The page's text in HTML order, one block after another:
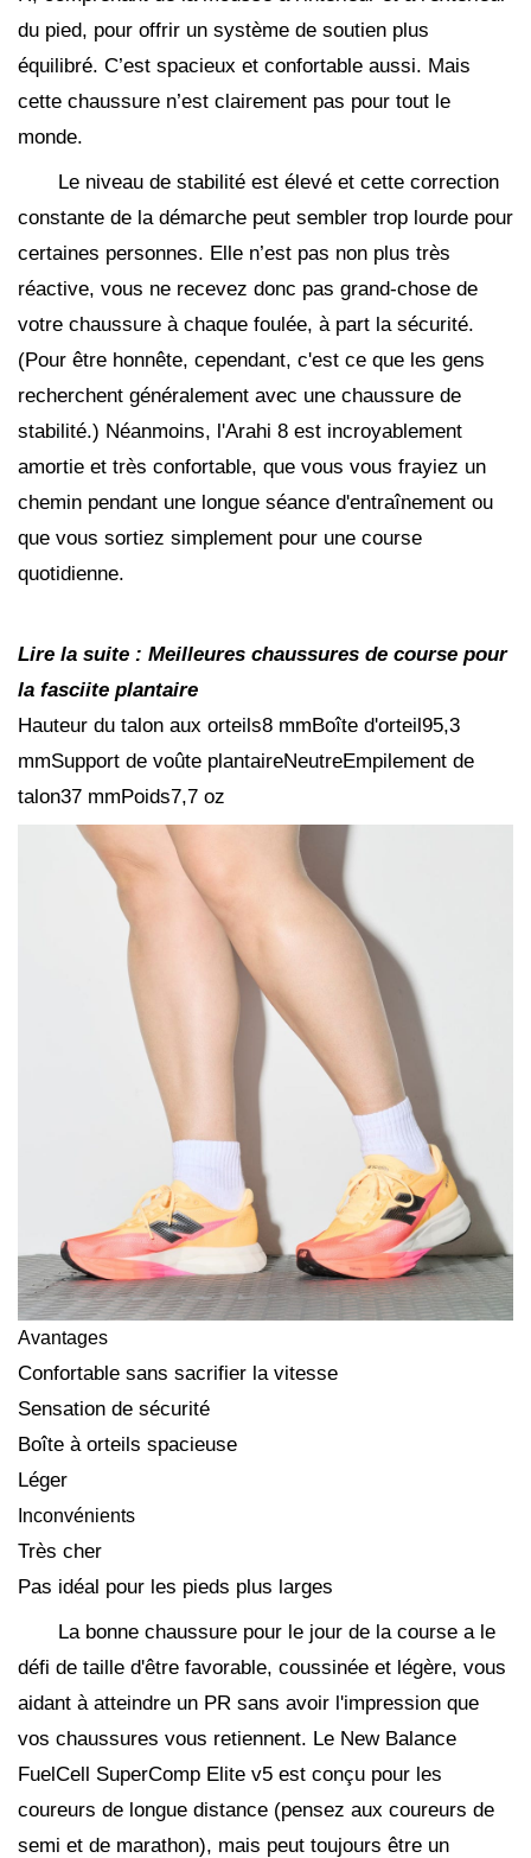
du pied, pour offrir un système de soutien plus
équilibré. C’est spacieux et confortable aussi. Mais
cette chaussure n’est clairement pas pour tout le
monde.
Le niveau de stabilité est élevé et cette correction
constante de la démarche peut sembler trop lourde pour
certaines personnes. Elle n’est pas non plus très
réactive, vous ne recevez donc pas grand-chose de
votre chaussure à chaque foulée, à part la sécurité.
(Pour être honnête, cependant, c'est ce que les gens
recherchent généralement avec une chaussure de
stabilité.) Néanmoins, l'Arahi 8 est incroyablement
amortie et très confortable, que vous vous frayiez un
chemin pendant une longue séance d'entraînement ou
que vous sortiez simplement pour une course
quotidienne.
Lire la suite : Meilleures chaussures de course pour
la fasciite plantaire
Hauteur du talon aux orteils8 mmBoîte d'orteil95,3
mmSupport de voûte plantaireNeutreEmpilement de
talon37 mmPoids7,7 oz
Avantages
Confortable sans sacrifier la vitesse
Sensation de sécurité
Boîte à orteils spacieuse
Léger
Inconvénients
Très cher
Pas idéal pour les pieds plus larges
La bonne chaussure pour le jour de la course a le
défi de taille d'être favorable, coussinée et légère, vous
aidant à atteindre un PR sans avoir l'impression que
vos chaussures vous retiennent. Le New Balance
FuelCell SuperComp Elite v5 est conçu pour les
coureurs de longue distance (pensez aux coureurs de
semi et de marathon), mais peut toujours être un